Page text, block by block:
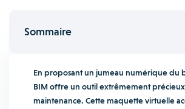
Sommaire
En proposant un jumeau numérique du
BIM offre un outil extrêmement
maintenance. Cette maquette virtuelle